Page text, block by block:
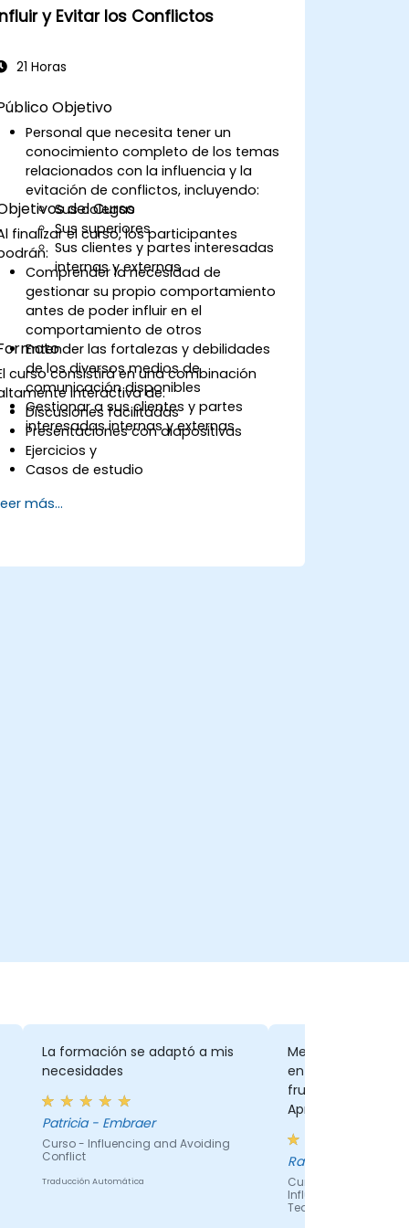
Comportamiento adecuado en
Implementación de estrategias de
emocionales
y Evitar los Conflictos
21 Horas
Objetivo
Personal que necesita tener un
conocimiento completo de los temas
relacionados con la influencia y la
evitación de conflictos, incluyendo:
Sus colegas
Sus superiores
Sus clientes y partes interesadas
internas y externas
del Curso
finalizar el curso, los participantes
Comprender la necesidad de
gestionar su propio comportamiento
antes de poder influir en el
comportamiento de otros
Entender las fortalezas y debilidades
de los diversos medios de
comunicación disponibles
Gestionar a sus clientes y partes
interesadas internas y externas
curso consistirá en una combinación
interactiva de:
Discusiones facilitadas
Presentaciones con diapositivas
Ejercicios y
Casos de estudio
más...
La formación se adaptó a mis
necesidades
Patricia - Embraer
Curso - Influencing and Avoiding
Conflict
Traducción Automática
Me gustaría
entrenador Abhi
fructífero
Aprecio que haya
conocer a todos
para poder
entrenamiento a
necesidades. Me
hubo un equilibrio
Rainey Clarecia -
Curso -
Influencing - For
Team Leaders